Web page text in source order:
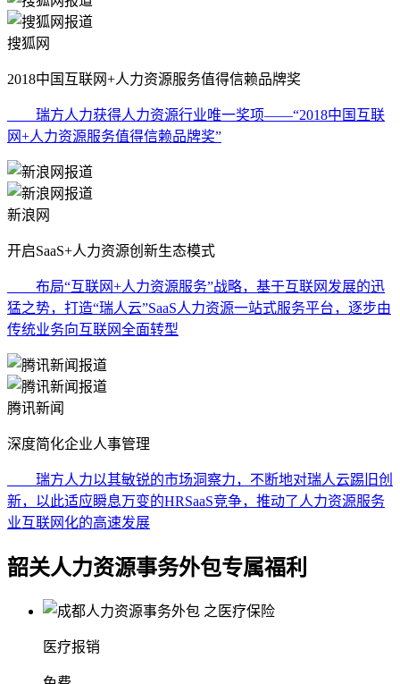
搜狐网
2018中国互联网+人力资源服务值得信赖品牌奖
瑞方人力获得人力资源行业唯一奖项——“2018中国互联
网+人力资源服务值得信赖品牌奖”
新浪网
开启SaaS+人力资源创新生态模式
布局“互联网+人力资源服务”战略，基于互联网发展的迅
猛之势，打造“瑞人云”SaaS人力资源一站式服务平台，逐步由
传统业务向互联网全面转型
腾讯新闻
深度简化企业人事管理
瑞方人力以其敏锐的市场洞察力，不断地对瑞人云踢旧创
新，以此适应瞬息万变的HRSaaS竞争，推动了人力资源服务
业互联网化的高速发展
韶关人力资源事务外包专属福利
医疗报销